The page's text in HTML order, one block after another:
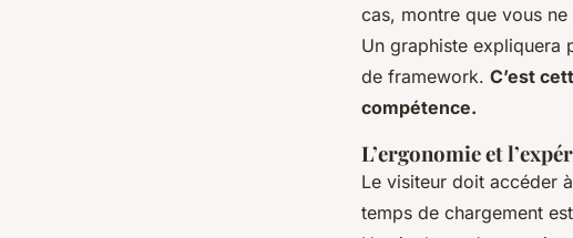
cas, montre que vous
Un graphiste expliquera
de framework. C’est
compétence.
L’ergonomie et
Le visiteur doit accéder
temps de chargement